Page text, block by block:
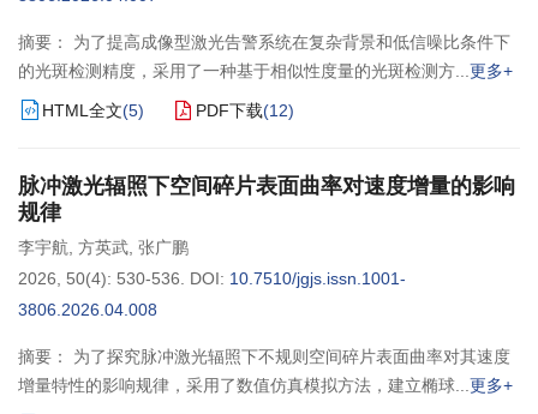
摘要： 为了提高成像型激光告警系统在复杂背景和低信噪比条件下
的光斑检测精度，采用了一种基于相似性度量的光斑检测方
更多+
HTML全文(5) PDF下载(12)
脉冲激光辐照下空间碎片表面曲率对速度增量的影响
规律
李宇航, 方英武, 张广鹏
2026, 50(4): 530-536. DOI: 10.7510/jgjs.issn.1001-
3806.2026.04.008
摘要： 为了探究脉冲激光辐照下不规则空间碎片表面曲率对其速度
增量特性的影响规律，采用了数值仿真模拟方法，建立椭球
更多+